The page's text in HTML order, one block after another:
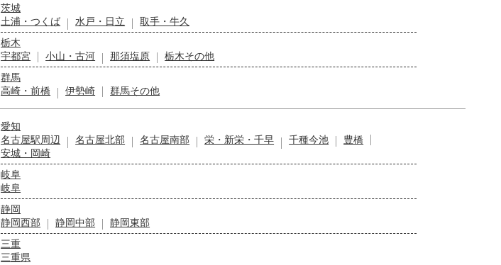
茨城
土浦・つくば
水戸・日立
取手・牛久
栃木
宇都宮
小山・古河 那須塩原
栃木その他
群馬
高崎・前橋
伊勢崎 群馬その他
愛知
名古屋駅周辺
名古屋北部 名古屋南部 栄・新栄・千早 千種今池
豊橋
安城・岡崎
岐阜
岐阜
静岡
静岡西部
静岡中部
静岡東部
三重
三重県